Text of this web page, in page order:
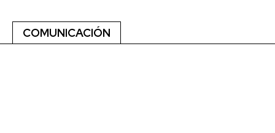
COMUNICACIÓN